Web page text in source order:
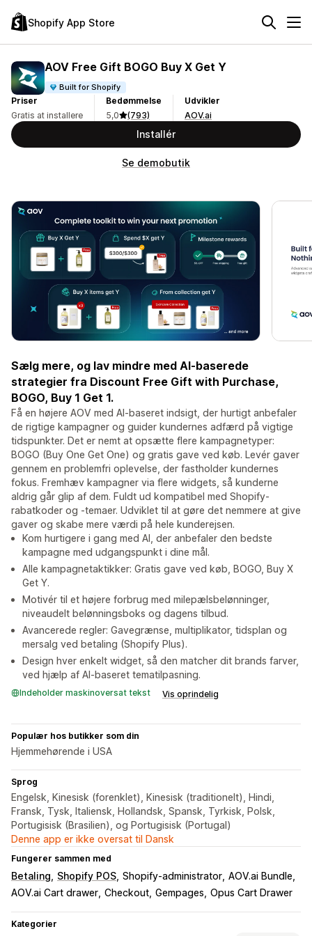
Shopify App Store
AOV Free Gift BOGO Buy X Get Y
Built for Shopify
Priser
Gratis at installere
Bedømmelse
5,0
(793)
Udvikler
AOV.ai
Installér
Se demobutik
Sælg mere, og lav mindre med AI-baserede
strategier fra Discount Free Gift with Purchase,
BOGO, Buy 1 Get 1.
Få en højere AOV med AI-baseret indsigt, der hurtigt anbefaler
de rigtige kampagner og guider kundernes adfærd på vigtige
tidspunkter. Det er nemt at opsætte flere kampagnetyper:
BOGO (Buy One Get One) og gratis gave ved køb. Levér gaver
gennem en problemfri oplevelse, der fastholder kundernes
fokus. Fremhæv kampagner via flere widgets, så kunderne
aldrig går glip af dem. Fuldt ud kompatibel med Shopify-
rabatkoder og -temaer. Udviklet til at gøre det nemmere at give
gaver og skabe mere værdi på hele kunderejsen.
Kom hurtigere i gang med AI, der anbefaler den bedste
kampagne med udgangspunkt i dine mål.
Alle kampagnetaktikker: Gratis gave ved køb, BOGO, Buy X
Get Y.
Motivér til et højere forbrug med milepælsbelønninger,
niveaudelt belønningsboks og dagens tilbud.
Avancerede regler: Gavegrænse, multiplikator, tidsplan og
mersalg ved betaling (Shopify Plus).
Design hver enkelt widget, så den matcher dit brands farver,
ved hjælp af AI-baseret tematilpasning.
Indeholder maskinoversat tekst Vis oprindelig
Populær hos butikker som din
Hjemmehørende i USA
Sprog
Engelsk, Kinesisk (forenklet), Kinesisk (traditionelt), Hindi,
Fransk, Tysk, Italiensk, Hollandsk, Spansk, Tyrkisk, Polsk,
Portugisisk (Brasilien), og Portugisisk (Portugal)
Denne app er ikke oversat til Dansk
Fungerer sammen med
Betaling Shopify POS Shopify-administrator AOV.ai Bundle
AOV.ai Cart drawer Checkout Gempages Opus Cart Drawer
Kategorier